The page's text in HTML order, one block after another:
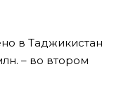
в Таджикистан
– во втором